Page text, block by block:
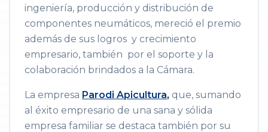
ingeniería, producción y distribución de
componentes neumáticos, mereció el premio
además de sus logros y crecimiento
empresario, también por el soporte y la
colaboración brindados a la Cámara.
​La empresa Parodi Apicultura, que, sumando
al éxito empresario de una sana y sólida
empresa familiar se destaca también por su